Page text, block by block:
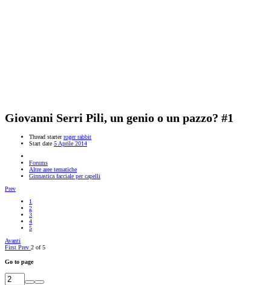
Giovanni Serri Pili, un genio o un pazzo? #1
Thread starter roger rabbit
Start date 5 Aprile 2014
Forums
Altre aree tematiche
Ginnastica facciale per capelli
Prev
1
2
3
4
5
Avanti
First Prev 2 of 5
Go to page